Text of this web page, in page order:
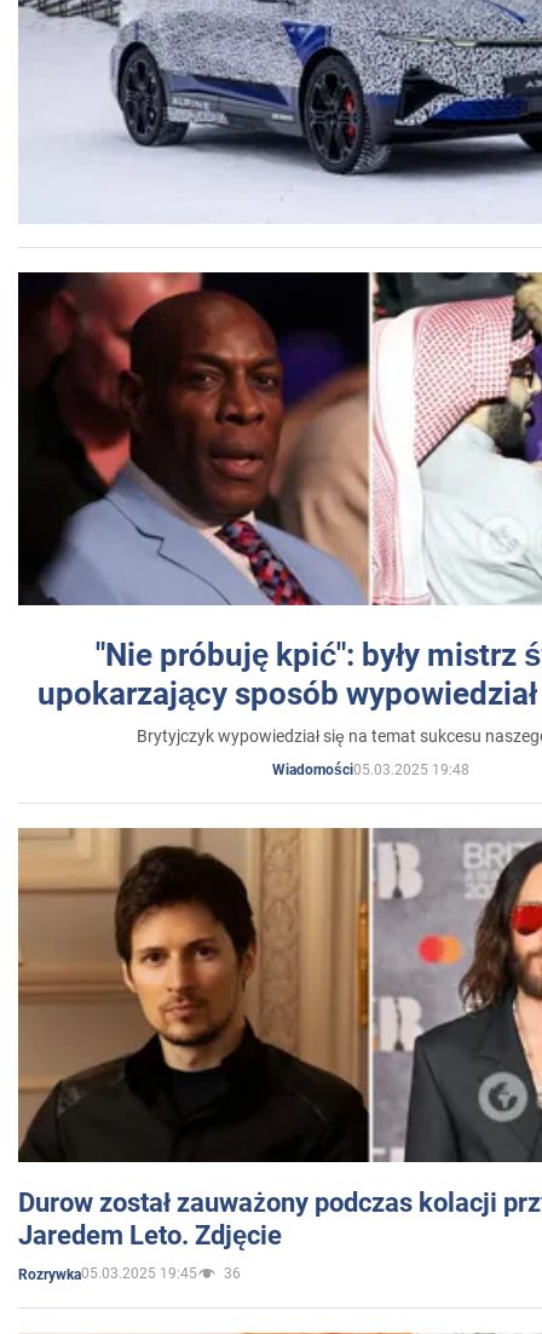
"Nie próbuję kpić": były mistrz
upokarzający sposób
Brytyjczyk wypowiedział się na temat sukcesu
Wiadomości05.03.2025 19:48
Durow został zauważony podczas kolacji
Jaredem Leto. Zdjęcie
Rozrywka05.03.2025 19:45 36